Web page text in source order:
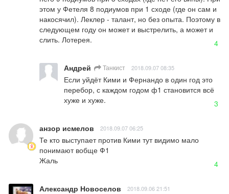
этом у Фетеля 8 подиумов при 1 сходе (где он сам и
накосячил). Леклер - талант, но без опыта. Поэтому в
следующем году он может и выстрелить, а может и
слить. Лотерея.
4
Андрей Танкист 2018.09.07 08:35
Если уйдёт Кими и Фернандо в один год это
перебор, с каждом годом ф1 становится всё
хуже и хуже.
3
анзор исмелов 2018.09.07 06:25
Те кто выступает против Кими тут видимо мало
понимают вобще Ф1
Жаль
4
Александр Новоселов 2018.09.06 21:51